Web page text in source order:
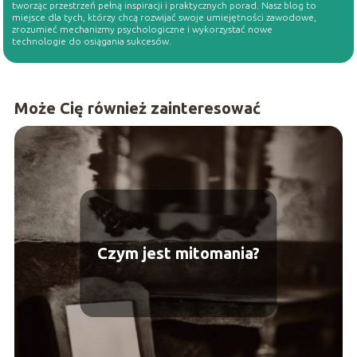
tworząc przestrzeń pełną inspiracji i praktycznych porad. Nasz blog to
miejsce dla tych, którzy chcą rozwijać swoje umiejętności zawodowe,
zrozumieć mechanizmy psychologiczne i wykorzystać nowe
technologie do osiągania sukcesów.
Może Cię również zainteresować
Czym jest mitomania?